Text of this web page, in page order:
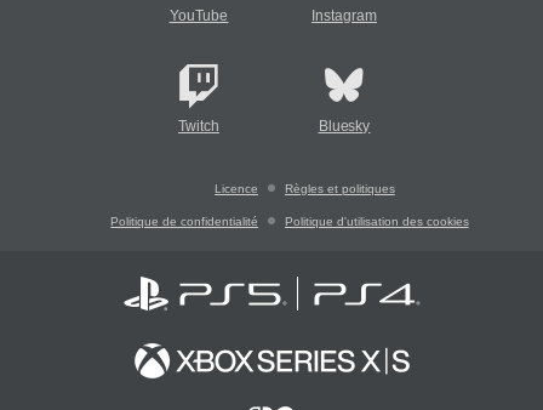
YouTube Instagram
Twitch Bluesky
Licence Règles et politiques
Politique de confidentialité Politique d'utilisation des cookies